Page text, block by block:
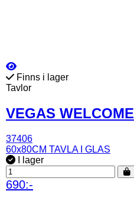
Finns i lager
Tavlor
VEGAS WELCOME
37406
60x80CM TAVLA I GLAS
I lager
690:-